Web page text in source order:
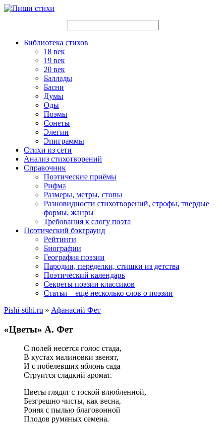
Библиотека стихов
18 век
19 век
20 век
Баллады
Басни
Думы
Оды
Поэмы
Сонеты
Элегии
Эпиграммы
Стихи из сети
Анализ стихотворений
Справочник
Поэтические приёмы
Рифма
Размеры, метры, стопы
Разновидности стихотворений, строфы, твердые
формы, жанры
Требования к слогу поэта
Поэтический бэкграунд
Рейтинги
Биографии
География поэзии
Пародии, переделки, стишки из детства
Поэтический календарь
Секреты поэзии классиков
Статьи – ещё несколько слов о поэзии
Pishi-stihi.ru » Афанасий Фет
«Цветы» А. Фет
С полей несется голос стада,
В кустах малиновки звенят,
И с побелевших яблонь сада
Струится сладкий аромат.
Цветы глядят с тоской влюбленной,
Безгрешно чисты, как весна,
Роняя с пылью благовонной
Плодов румяных семена.